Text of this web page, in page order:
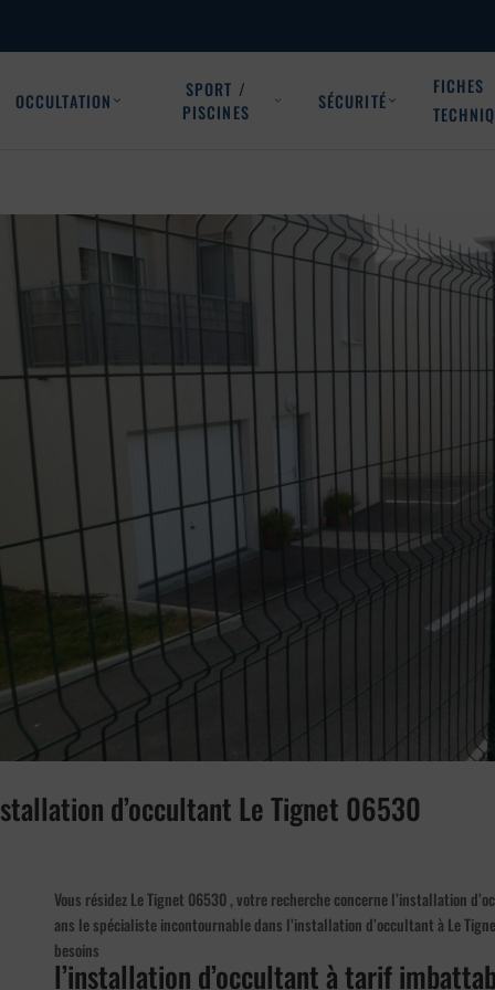
OCCULTATION
SPORT /
PISCINES
SÉCURITÉ
FICHES
d’occultant Le Tignet 06530
Vous résidez Le Tignet 06530 , votre recherche concerne l’installation
ans le spécialiste incontournable dans l’installation d’occultant à Le
besoins
l’installation d’occultant à tarif